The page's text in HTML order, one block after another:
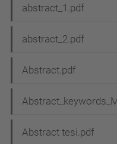
abstract_1.pdf
abstract_2.pdf
Abstract.pdf
Abstract tesi.pdf